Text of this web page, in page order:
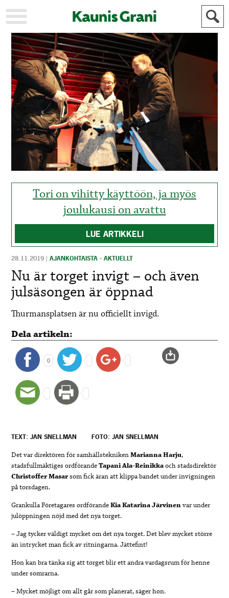
KAUPUNKI
STADEN
AJANKOHTAISTA
AKTUELLT
URHEILU
IDROTT
KULTTUURI
KULTUR
HISTORIA
HISTORIA
YLEINEN
ALLMÄN
MAINOSTAJILLE
FÖR
ANNONSÖRER
Tori on vihitty käyttöön, ja myös
joulukausi on avattu
LUE ARTIKKELI
28.11.2019 |AJANKOHTAISTA - AKTUELLT
Nu är torget invigt – och även
julsäsongen är öppnad
Thurmansplatsen är nu officiellt invigd.
Dela artikeln:
0
TEXT: JAN SNELLMAN FOTO: JAN SNELLMAN
Det var direktören för samhällsteknikenMarianna Harju,
stadsfullmäktiges ordförandeTapani Ala-Reinikkaoch stadsdirektör
Christoffer Masarsom fick äran att klippa bandet under invigningen
på torsdagen.
Grankulla Företagares ordförandeKia Katarina Järvinenvar under
julöppningen nöjd med det nya torget.
– Jag tycker väldigt mycket om det nya torget. Det blev mycket större
än intrycket man fick av ritningarna. Jättefint!
Hon kan bra tänka sig att torget blir ett andra vardagsrum för henne
under somrarna.
– Mycket möjligt om allt går som planerat, säger hon.